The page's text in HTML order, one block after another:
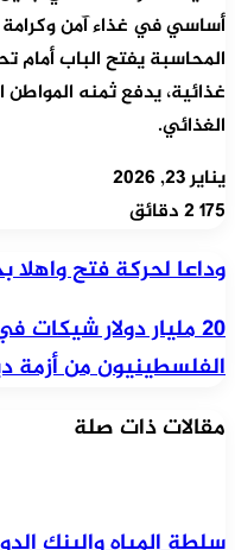
أساسي في غذاء آمن وكرامة
المحاسبة يفتح الباب أمام
غذائية، يدفع ثمنه
الغذائي.
يناير 23, 2026
1752 دقائق
وداعا
فتح
واهلا
جديد
وداعا لحركة فتح واهلا
20
مليار
شيكات
هش…
20 مليار دولار
الفلسطينيون من أزمة
مقالات ذات صلة